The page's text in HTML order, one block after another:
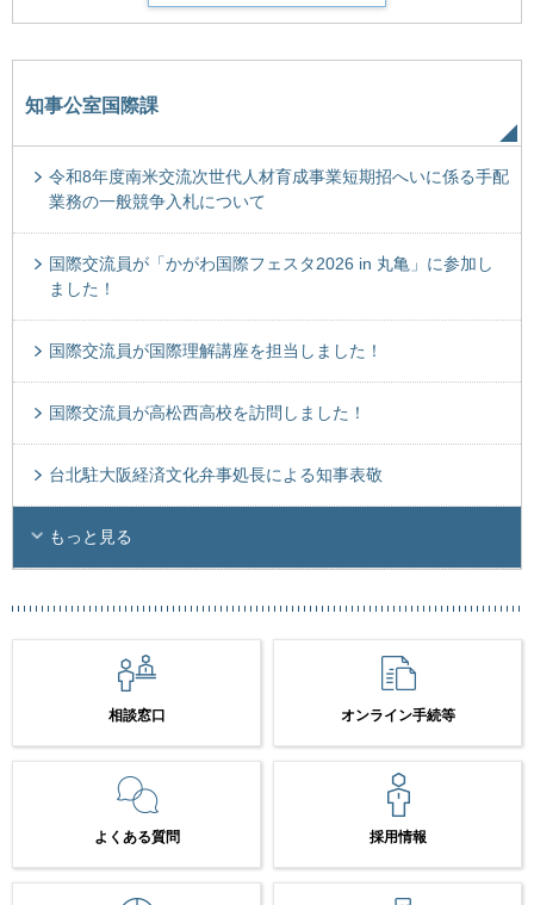
知事公室国際課
令和8年度南米交流次世代人材育成事業短期招へいに係る手配
業務の一般競争入札について
国際交流員が「かがわ国際フェスタ2026 in 丸亀」に参加し
ました！
国際交流員が国際理解講座を担当しました！
国際交流員が高松西高校を訪問しました！
台北駐大阪経済文化弁事処長による知事表敬
もっと見る
相談窓口 オンライン手続等
よくある質問 採用情報